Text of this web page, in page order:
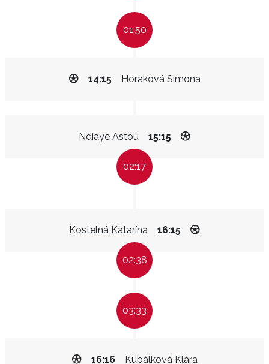
01:50
Horáková Simona
14:15
Ndiaye Astou 15:15
02:17
Kostelná Katarína 16:15
02:38
03:33
Kubálková Klára
16:16